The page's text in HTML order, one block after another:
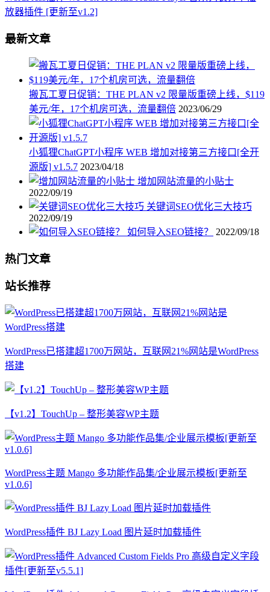
放器插件 [更新至v1.2]
最新文章
搬瓦工夏日促销：THE PLAN v2 限量版重磅上线，$119
美元/年，17个机房可选，流量翻倍 2023/06/29
小狐狸ChatGPT小程序 WEB 增加对接第三方接口[全开
源版] v1.5.7 2023/04/18
增加网站流量的小贴士
2022/09/19
关键词SEO优化三大技巧
2022/09/19
如何导入SEO链接？
2022/09/18
热门文章
站长推荐
WordPress已搭建超1700万网站，互联网21%网站是WordPress
搭建
【v1.2】TouchUp – 整形美容WP主题
WordPress主题 Mango 多功能作品集/企业展示模板[更新至
v1.0.6]
WordPress插件 BJ Lazy Load 图片延时加载插件